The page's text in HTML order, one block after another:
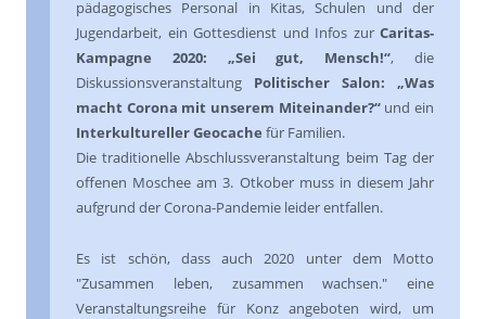
pädagogisches Personal in Kitas, Schulen und der
Jugendarbeit, ein Gottesdienst und Infos zur Caritas-
Kampagne 2020: „Sei gut, Mensch!“, die
Diskussionsveranstaltung Politischer Salon: „Was
macht Corona mit unserem Miteinander?“und ein
Interkultureller Geocache für Familien.
Die traditionelle Abschlussveranstaltung beim Tag der
offenen Moschee am 3. Otkober muss in diesem Jahr
aufgrund der Corona-Pandemie leider entfallen.
Es ist schön, dass auch 2020 unter dem Motto
"Zusammen leben, zusammen wachsen." eine
Veranstaltungsreihe für Konz angeboten wird, um